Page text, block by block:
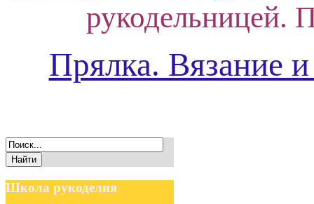
рукодельницей.
Прялка. Вязание
Школа рукоделия